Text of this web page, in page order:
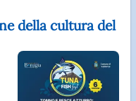
della cultura del